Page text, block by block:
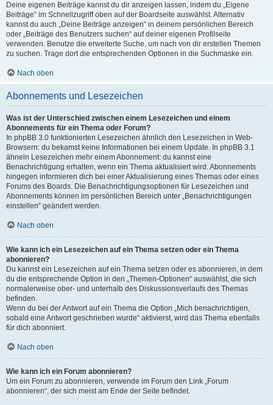
Deine eigenen Beiträge kannst du dir anzeigen lassen, indem du „Eigene
Beiträge“ im Schnellzugriff oben auf der Boardseite auswählst. Alternativ
kannst du auch „Deine Beiträge anzeigen“ in deinem persönlichen Bereich
oder „Beiträge des Benutzers suchen“ auf deiner eigenen Profilseite
verwenden. Benutze die erweiterte Suche, um nach von dir erstellen Themen
zu suchen. Trage dort die entsprechenden Optionen in die Suchmaske ein.
Nach oben
Abonnements und Lesezeichen
Was ist der Unterschied zwischen einem Lesezeichen und einem
Abonnements für ein Thema oder Forum?
In phpBB 3.0 funktionierten Lesezeichen ähnlich den Lesezeichen in Web-
Browsern: du bekamst keine Informationen bei einem Update. In phpBB 3.1
ähneln Lesezeichen mehr einem Abonnement: du kannst eine
Benachrichtigung erhalten, wenn ein Thema aktualisiert wird. Abonnements
hingegen informieren dich bei einer Aktualisierung eines Themas oder eines
Forums des Boards. Die Benachrichtigungsoptionen für Lesezeichen und
Abonnements können im persönlichen Bereich unter „Benachrichtigungen
einstellen“ geändert werden.
Nach oben
Wie kann ich ein Lesezeichen auf ein Thema setzen oder ein Thema
abonnieren?
Du kannst ein Lesezeichen auf ein Thema setzen oder es abonnieren, in dem
du die entsprechende Option in den „Themen-Optionen“ auswählst, die sich
normalerweise ober- und unterhalb des Diskussionsverlaufs des Themas
befinden.
Wenn du bei der Antwort auf ein Thema die Option „Mich benachrichtigen,
sobald eine Antwort geschrieben wurde“ aktivierst, wird das Thema ebenfalls
für dich abonniert.
Nach oben
Wie kann ich ein Forum abonnieren?
Um ein Forum zu abonnieren, verwende im Forum den Link „Forum
abonnieren“, der sich meist am Ende der Seite befindet.